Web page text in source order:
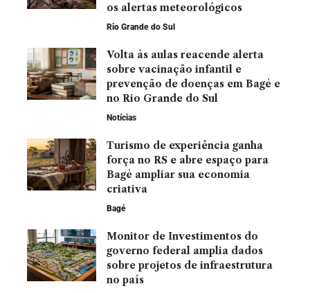
os alertas meteorológicos
Rio Grande do Sul
Volta às aulas reacende alerta
sobre vacinação infantil e
prevenção de doenças em Bagé e
no Rio Grande do Sul
Notícias
Turismo de experiência ganha
força no RS e abre espaço para
Bagé ampliar sua economia
criativa
Bagé
Monitor de Investimentos do
governo federal amplia dados
sobre projetos de infraestrutura
no país